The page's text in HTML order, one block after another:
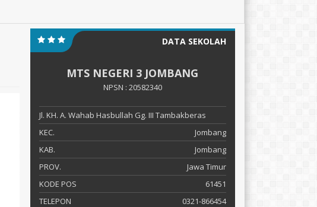
DATA SEKOLAH
MTS NEGERI 3 JOMBANG
NPSN : 20582340
Jl. KH. A. Wahab Hasbullah Gg. III Tambakberas
KEC.
Jombang
KAB.
Jombang
PROV.
Jawa Timur
KODE POS
61451
TELEPON
0321-866454